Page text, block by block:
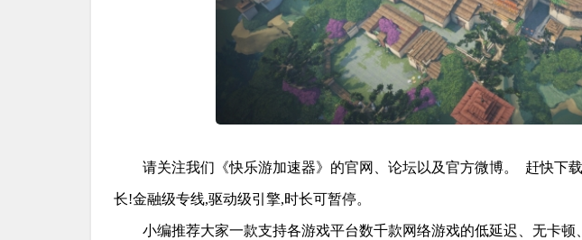
请关注我们《快乐游加速器》的官网、论坛以及官方微博。 赶快下
长!金融级专线,驱动级引擎,时长可暂停。
小编推荐大家一款支持各游戏平台数千款网络游戏的低延迟、无卡